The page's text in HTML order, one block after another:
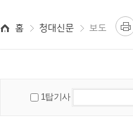
홈 청대신문 보도
1탑기사